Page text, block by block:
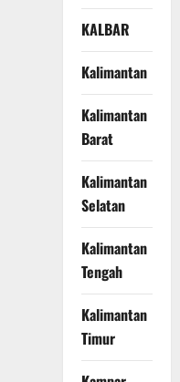
KALBAR
Kalimantan
Kalimantan
Barat
Kalimantan
Selatan
Kalimantan
Tengah
Kalimantan
Timur